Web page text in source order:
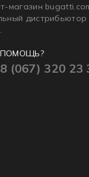
магазин
(067) 320 23